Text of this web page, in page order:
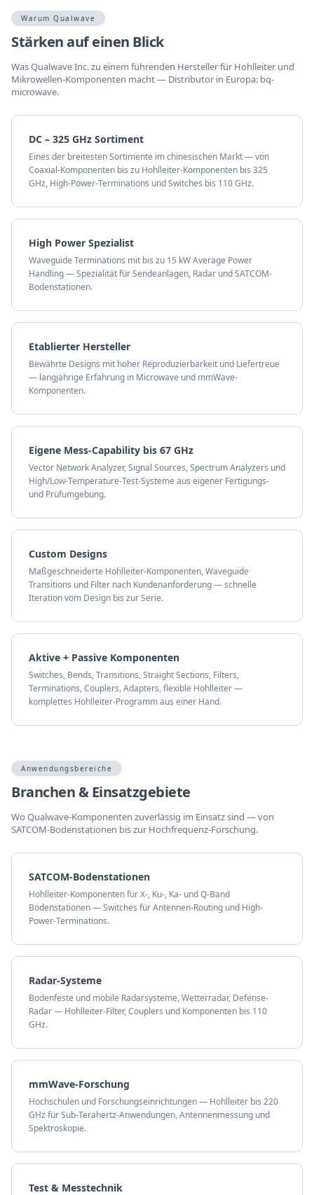
Warum Qualwave
Stärken auf einen Blick
Was Qualwave Inc. zu einem führenden Hersteller für Hohlleiter und
Mikrowellen-Komponenten macht — Distributor in Europa: bq-
microwave.
DC – 325 GHz Sortiment
Eines der breitesten Sortimente im chinesischen Markt — von
Coaxial-Komponenten bis zu Hohlleiter-Komponenten bis 325
GHz, High-Power-Terminations und Switches bis 110 GHz.
High Power Spezialist
Waveguide Terminations mit bis zu 15 kW Average Power
Handling — Spezialität für Sendeanlagen, Radar und SATCOM-
Bodenstationen.
Etablierter Hersteller
Bewährte Designs mit hoher Reproduzierbarkeit und Liefertreue
— langjährige Erfahrung in Microwave und mmWave-
Komponenten.
Eigene Mess-Capability bis 67 GHz
Vector Network Analyzer, Signal Sources, Spectrum Analyzers und
High/Low-Temperature-Test-Systeme aus eigener Fertigungs-
und Prüfumgebung.
Custom Designs
Maßgeschneiderte Hohlleiter-Komponenten, Waveguide
Transitions und Filter nach Kundenanforderung — schnelle
Iteration vom Design bis zur Serie.
Aktive + Passive Komponenten
Switches, Bends, Transitions, Straight Sections, Filters,
Terminations, Couplers, Adapters, flexible Hohlleiter —
komplettes Hohlleiter-Programm aus einer Hand.
Anwendungsbereiche
Branchen & Einsatzgebiete
Wo Qualwave-Komponenten zuverlässig im Einsatz sind — von
SATCOM-Bodenstationen bis zur Hochfrequenz-Forschung.
SATCOM-Bodenstationen
Hohlleiter-Komponenten für X-, Ku-, Ka- und Q-Band
Bodenstationen — Switches für Antennen-Routing und High-
Power-Terminations.
Radar-Systeme
Bodenfeste und mobile Radarsysteme, Wetterradar, Defense-
Radar — Hohlleiter-Filter, Couplers und Komponenten bis 110
GHz.
mmWave-Forschung
Hochschulen und Forschungseinrichtungen — Hohlleiter bis 220
GHz für Sub-Terahertz-Anwendungen, Antennenmessung und
Spektroskopie.
Test & Messtechnik